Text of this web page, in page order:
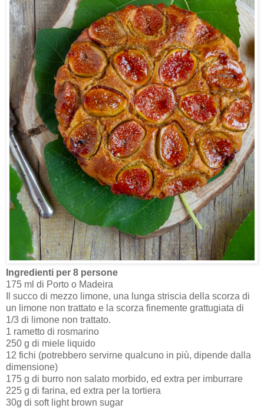
Ingredienti per 8 persone
175 ml di Porto o Madeira
Il succo di mezzo limone, una lunga striscia della scorza di
un limone non trattato e la scorza finemente grattugiata di
1/3 di limone non trattato.
1 rametto di rosmarino
250 g di miele liquido
12 fichi (potrebbero servirne qualcuno in più, dipende dalla
dimensione)
175 g di burro non salato morbido, ed extra per imburrare
225 g di farina, ed extra per la tortiera
30g di soft light brown sugar